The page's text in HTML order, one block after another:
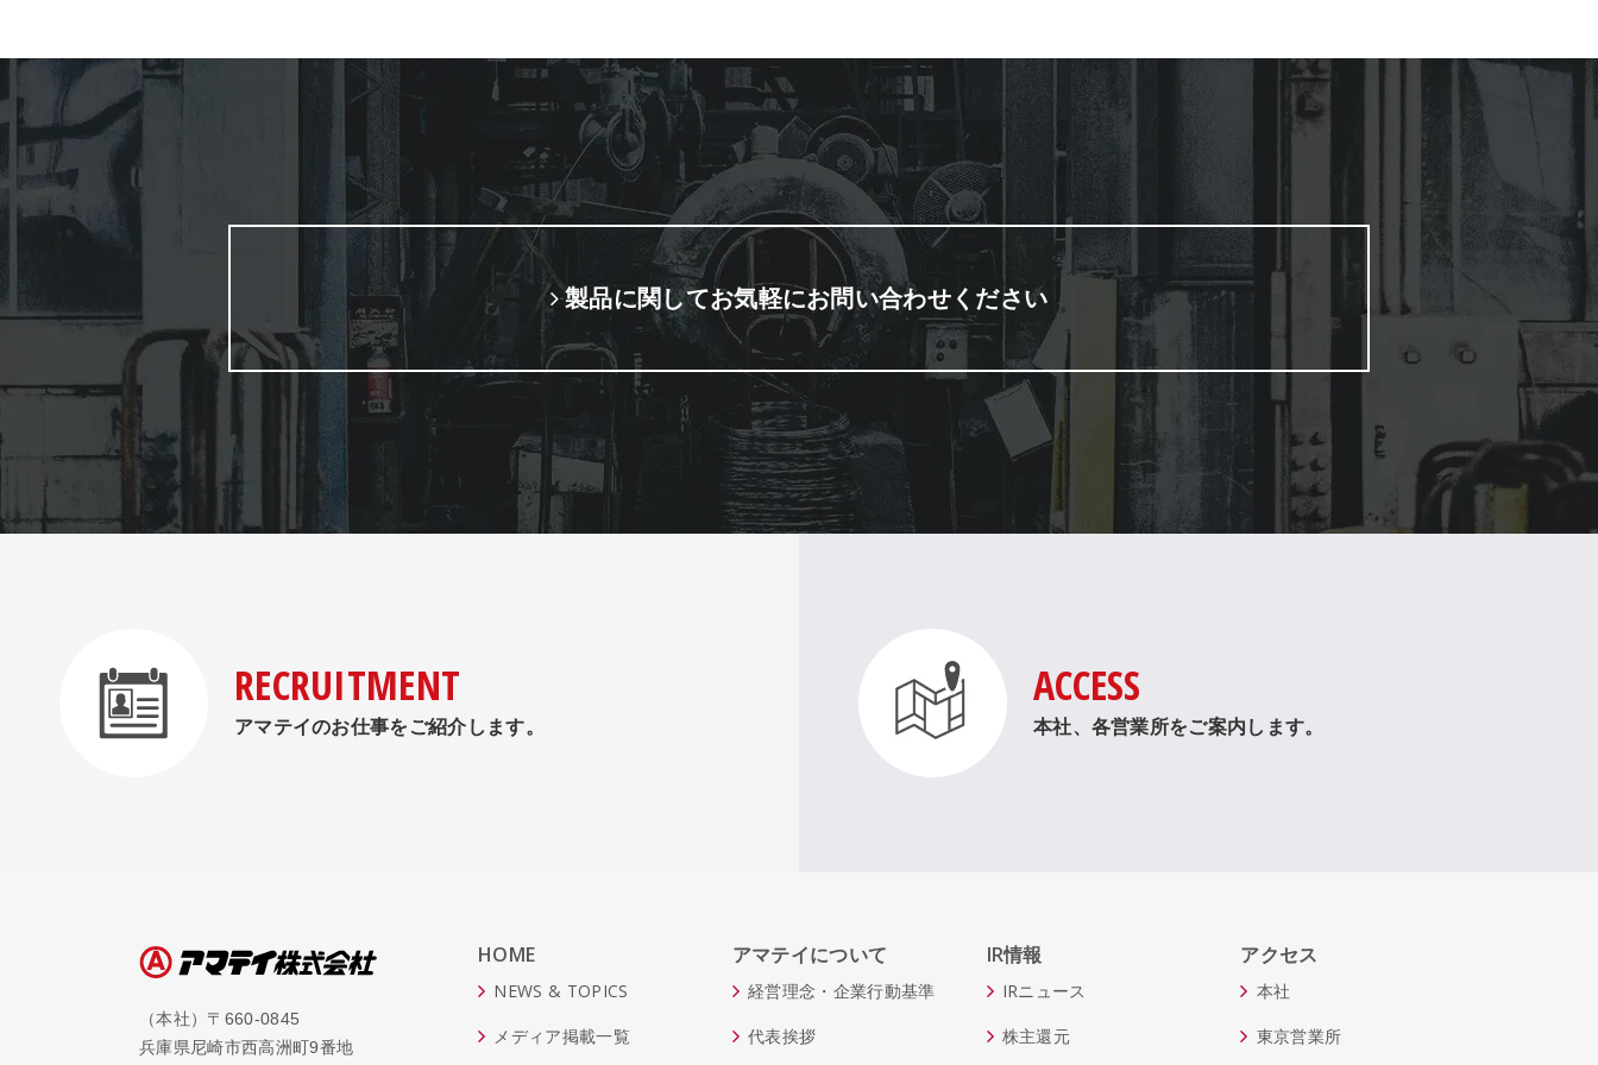
製品に関してお気軽にお問い合わせください
RECRUITMENT
アマテイのお仕事をご紹介します。
ACCESS
本社、各営業所をご案内します。
（本社）〒660-0845
兵庫県尼崎市西高洲町9番地
HOME
NEWS & TOPICS
メディア掲載一覧
アマテイについて
経営理念・企業行動基準
代表挨拶
IR情報
IRニュース
株主還元
アクセス
本社
東京営業所